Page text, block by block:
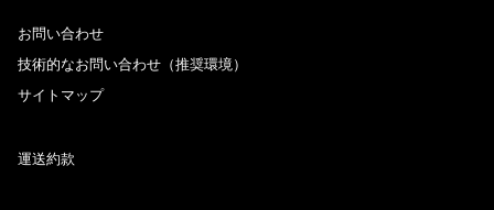
お問い合わせ
技術的なお問い合わせ（推奨環境）
サイトマップ
運送約款